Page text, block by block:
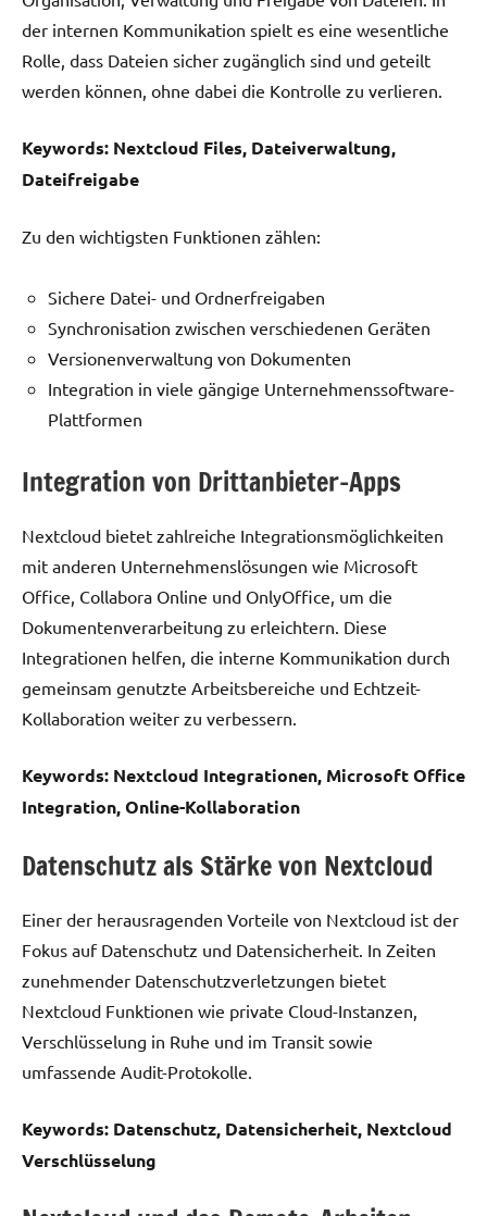
der internen Kommunikation spielt es eine wesentliche
Rolle, dass Dateien sicher zugänglich sind und geteilt
werden können, ohne dabei die Kontrolle zu verlieren.
Keywords: Nextcloud Files, Dateiverwaltung,
Dateifreigabe
Zu den wichtigsten Funktionen zählen:
Sichere Datei- und Ordnerfreigaben
Synchronisation zwischen verschiedenen Geräten
Versionenverwaltung von Dokumenten
Integration in viele gängige Unternehmenssoftware-
Plattformen
Integration von Drittanbieter-Apps
Nextcloud bietet zahlreiche Integrationsmöglichkeiten
mit anderen Unternehmenslösungen wie Microsoft
Office, Collabora Online und OnlyOffice, um die
Dokumentenverarbeitung zu erleichtern. Diese
Integrationen helfen, die interne Kommunikation durch
gemeinsam genutzte Arbeitsbereiche und Echtzeit-
Kollaboration weiter zu verbessern.
Keywords: Nextcloud Integrationen, Microsoft Office
Integration, Online-Kollaboration
Datenschutz als Stärke von Nextcloud
Einer der herausragenden Vorteile von Nextcloud ist der
Fokus auf Datenschutz und Datensicherheit. In Zeiten
zunehmender Datenschutzverletzungen bietet
Nextcloud Funktionen wie private Cloud-Instanzen,
Verschlüsselung in Ruhe und im Transit sowie
umfassende Audit-Protokolle.
Keywords: Datenschutz, Datensicherheit, Nextcloud
Verschlüsselung